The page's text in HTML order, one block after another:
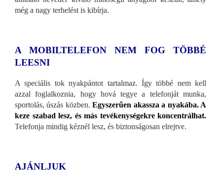
még a nagy terhelést is kibírja.
A MOBILTELEFON NEM FOG TÖBBÉ
LEESNI
A speciális tok nyakpántot tartalmaz. Így többé nem kell
azzal foglalkoznia, hogy hová tegye a telefonját munka,
sportolás, úszás közben.Egyszerűen akassza a nyakába. A
keze szabad lesz, és más tevékenységekre koncentrálhat.
Telefonja mindig kéznél lesz, és biztonságosan elrejtve.
AJÁNLJUK